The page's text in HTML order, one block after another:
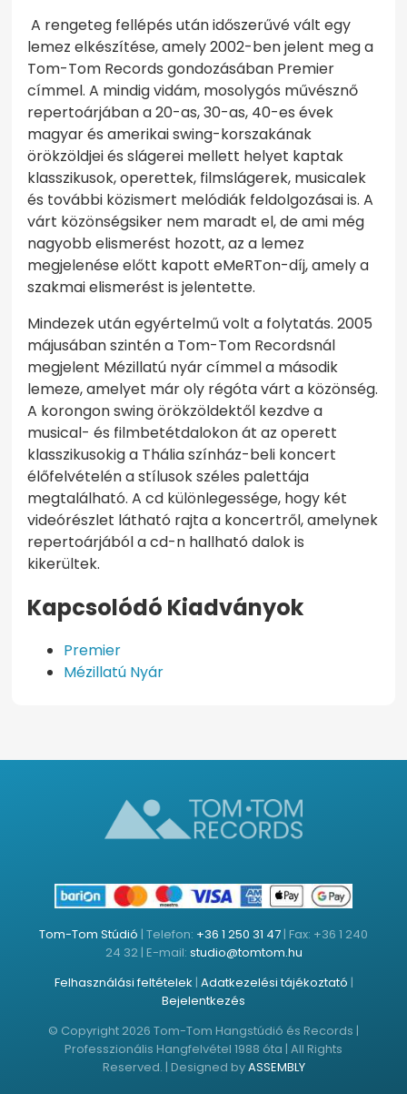
A rengeteg fellépés után időszerűvé vált egy
lemez elkészítése, amely 2002-ben jelent meg a
Tom-Tom Records gondozásában Premier
címmel. A mindig vidám, mosolygós művésznő
repertoárjában a 20-as, 30-as, 40-es évek
magyar és amerikai swing-korszakának
örökzöldjei és slágerei mellett helyet kaptak
klasszikusok, operettek, filmslágerek, musicalek
és további közismert melódiák feldolgozásai is. A
várt közönségsiker nem maradt el, de ami még
nagyobb elismerést hozott, az a lemez
megjelenése előtt kapott eMeRTon-díj, amely a
szakmai elismerést is jelentette.
Mindezek után egyértelmű volt a folytatás. 2005
májusában szintén a Tom-Tom Recordsnál
megjelent Mézillatú nyár címmel a második
lemeze, amelyet már oly régóta várt a közönség.
A korongon swing örökzöldektől kezdve a
musical- és filmbetétdalokon át az operett
klasszikusokig a Thália színház-beli koncert
élőfelvételén a stílusok széles palettája
megtalálható. A cd különlegessége, hogy két
videórészlet látható rajta a koncertről, amelynek
repertoárjából a cd-n hallható dalok is
kikerültek.
Kapcsolódó Kiadványok
Premier
Mézillatú Nyár
Tom-Tom Stúdió | Telefon: +36 1 250 31 47 | Fax: +36 1 240
24 32 | E-mail: studio@tomtom.hu
Felhasználási feltételek | Adatkezelési tájékoztató |
Bejelentkezés
© Copyright 2026 Tom-Tom Hangstúdió és Records |
Professzionális Hangfelvétel 1988 óta | All Rights
Reserved. | Designed byASSEMBLY